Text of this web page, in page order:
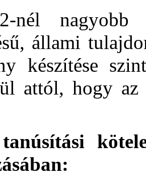
nél nagyobb
állami
készítése
attól, hogy